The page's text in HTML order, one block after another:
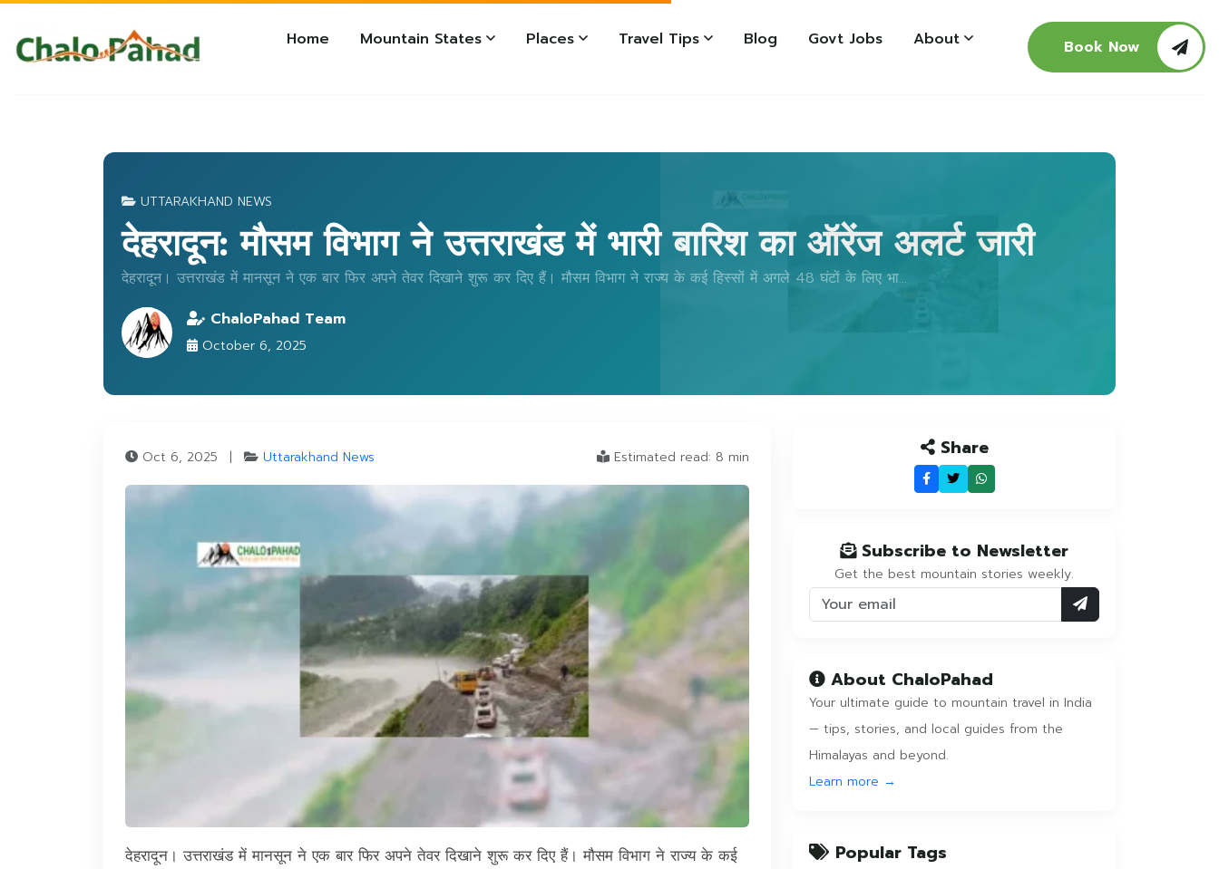
Home Mountain States Places Travel Tips Blog Govt Jobs About Book Now
UTTARAKHAND NEWS
देहरादून: मौसम विभाग ने उत्तराखंड में भारी बारिश का ऑरेंज अलर्ट जारी
देहरादून। उत्तराखंड में मानसून ने एक बार फिर अपने तेवर दिखाने शुरू कर दिए हैं। मौसम विभाग ने राज्य के कई हिस्सों में अगले 48 घंटों के लिए भा...
ChaloPahad Team
October 6, 2025
Oct 6, 2025 | Uttarakhand News Estimated read: 8 min
देहरादून। उत्तराखंड में मानसून ने एक बार फिर अपने तेवर दिखाने शुरू कर दिए हैं। मौसम विभाग ने राज्य के कई
Share
Subscribe to Newsletter
Get the best mountain stories weekly.
About ChaloPahad
Your ultimate guide to mountain travel in India
— tips, stories, and local guides from the
Himalayas and beyond.
Learn more →
Popular Tags